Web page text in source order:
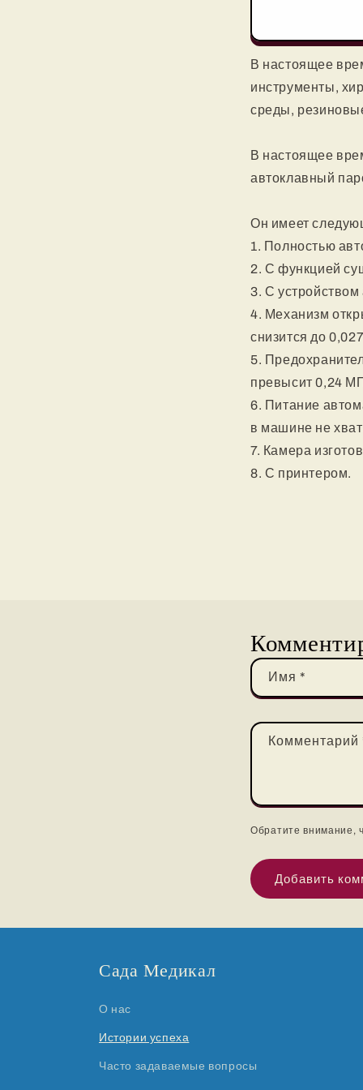
В настоящее
инструменты,
среды,
В настоящее
автоклавный
Он имеет
1. Полностью
2. С функцией
3. С
4. Механизм
снизится до
5.
превысит 0,24
6. Питание
в машине не
7. Камера
8. С принтером.
Имя *
Комментарий
Обратите внимание,
Сада Медикал
О нас
Истории успеха
Часто задаваемые вопросы